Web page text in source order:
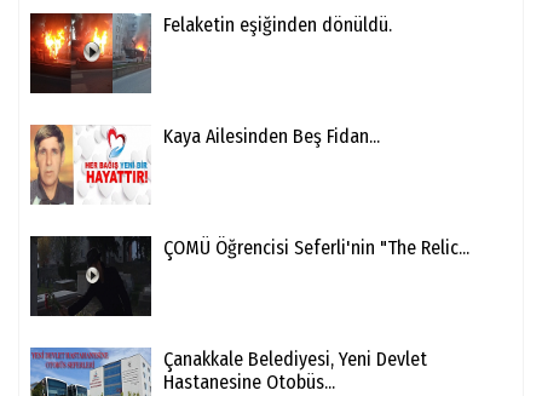
Felaketin eşiğinden dönüldü.
Kaya Ailesinden Beş Fidan...
ÇOMÜ Öğrencisi Seferli'nin "The Relic...
Çanakkale Belediyesi, Yeni Devlet
Hastanesine Otobüs...